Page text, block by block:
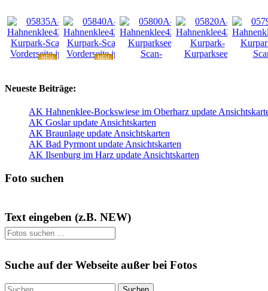
NEU
NEU
Neueste Beiträge:
AK Hahnenklee-Bockswiese im Oberharz update
AK Goslar update Ansichtskarten
AK Braunlage update Ansichtskarten
AK Bad Pyrmont update Ansichtskarten
AK Ilsenburg im Harz update Ansichtskarten
Foto suchen
Text eingeben (z.B. NEW)
Suche auf der Webseite außer bei Fotos
Suchen